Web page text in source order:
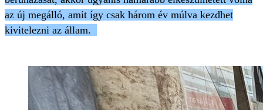
az új megálló, amit így csak három év múlva kezdhet
kivitelezni az állam.